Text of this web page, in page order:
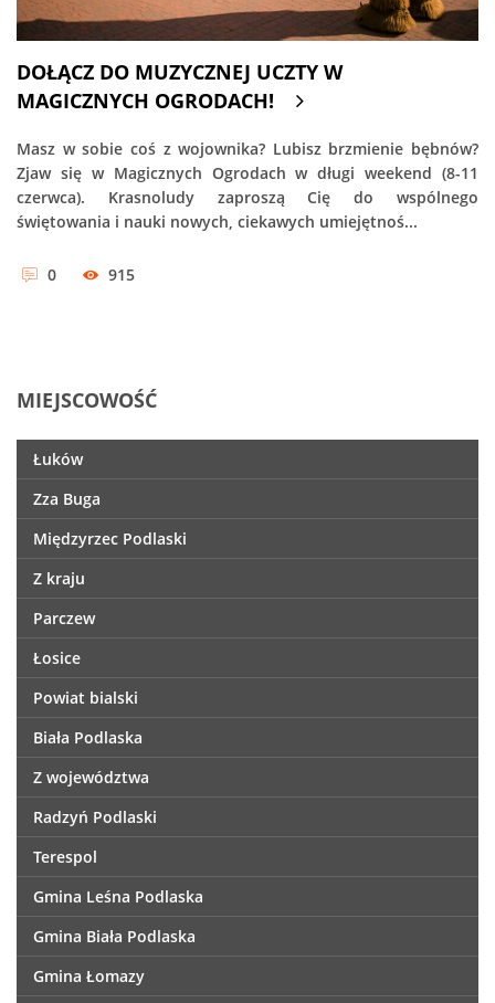
DOŁĄCZ DO MUZYCZNEJ UCZTY W
MAGICZNYCH OGRODACH!
Masz w sobie coś z wojownika? Lubisz brzmienie bębnów?
Zjaw się w Magicznych Ogrodach w długi weekend (8-11
czerwca). Krasnoludy zaproszą Cię do wspólnego
świętowania i nauki nowych, ciekawych umiejętnoś...
0 915
MIEJSCOWOŚĆ
Łuków
Zza Buga
Międzyrzec Podlaski
Z kraju
Parczew
Łosice
Powiat bialski
Biała Podlaska
Z województwa
Radzyń Podlaski
Terespol
Gmina Leśna Podlaska
Gmina Biała Podlaska
Gmina Łomazy